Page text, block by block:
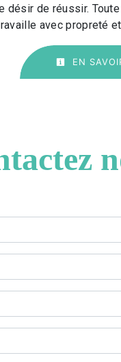
désir de réussir.
avec propreté et
EN